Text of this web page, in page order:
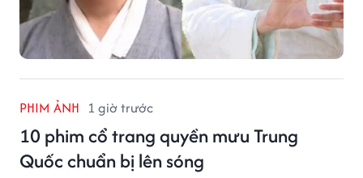
PHIM ẢNH 1 giờ trước
10 phim cổ trang quyền mưu Trung
Quốc chuẩn bị lên sóng